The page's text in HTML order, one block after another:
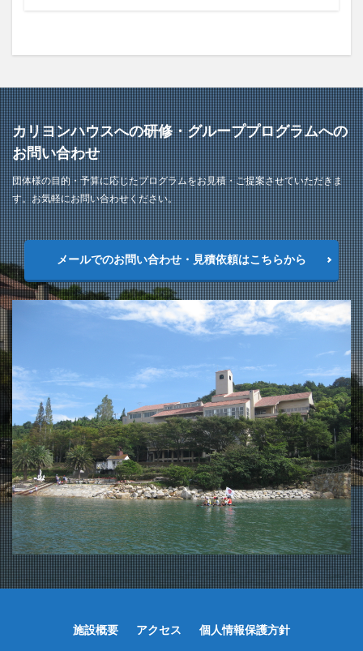
カリヨンハウスへの研修・グループプログラムへの
お問い合わせ
団体様の目的・予算に応じたプログラムをお見積・ご提案させていただきま
す。お気軽にお問い合わせください。
メールでのお問い合わせ・見積依頼はこちらから
施設概要 アクセス 個人情報保護方針